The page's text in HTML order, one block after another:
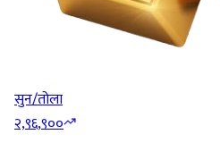
सुन/तोला
२,९६,९००